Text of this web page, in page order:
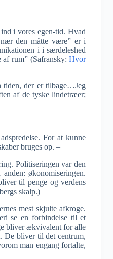
i vores egen-tid. Hvad
nær den måtte være” er i
i i særdeleshed
af rum” (Safransky:Hvor
tiden, der er tilbage…Jeg
af de tyske lindetræer;
For at kunne
bruges op. –
Politiseringen var den
økonomiseringen.
til penge og verdens
skalp.)
mest skjulte afkroge.
se en forbindelse til et
bliver ækvivalent for alle
De bliver til det centrum,
man engang fortalte,